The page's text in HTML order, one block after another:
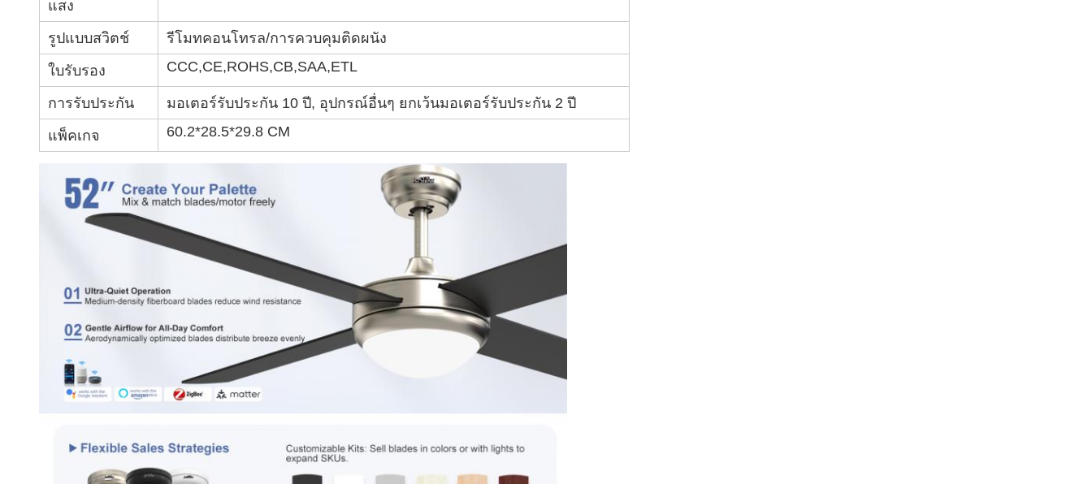
แสง
รูปแบบสวิตช์
รีโมทคอนโทรล/การควบคุมติดผนัง
ใบรับรอง
CCC,CE,ROHS,CB,SAA,ETL
การรับประกัน
มอเตอร์รับประกัน 10 ปี, อุปกรณ์อื่นๆ ยกเว้นมอเตอร์รับประกัน 2 ปี
แพ็คเกจ
60.2*28.5*29.8 CM